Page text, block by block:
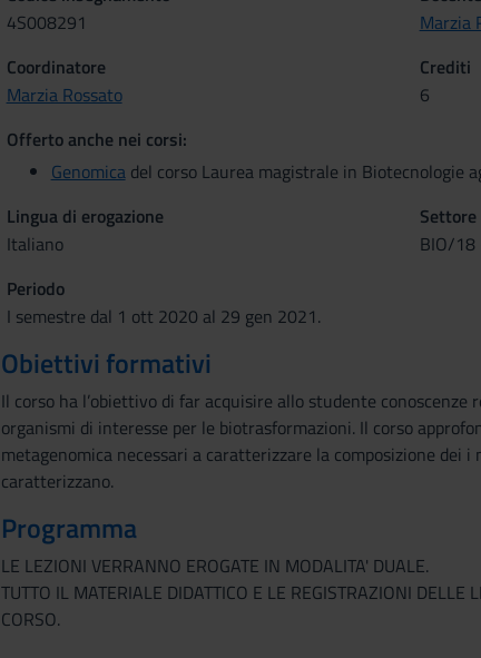
4S008291
Marzia
Coordinatore
Marzia Rossato
Crediti
6
Offerto anche nei corsi:
Genomicadel corso Laurea magistrale in Biotecnologie
Lingua di erogazione
Italiano
BIO/18
Periodo
I semestre dal 1 ott 2020 al 29 gen 2021.
Obiettivi formativi
Il corso ha l’obiettivo di far acquisire allo studente
organismi di interesse per le biotrasformazioni. Il corso
metagenomica necessari a caratterizzare la composizione
caratterizzano.
Programma
LE LEZIONI VERRANNO EROGATE IN MODALITA' DUALE.
TUTTO IL MATERIALE DIDATTICO E LE REGISTRAZIONI
CORSO.